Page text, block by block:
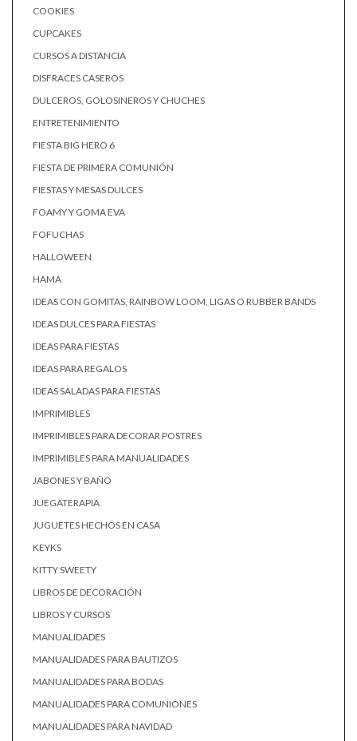
COOKIES
CUPCAKES
CURSOS A DISTANCIA
DISFRACES CASEROS
DULCEROS, GOLOSINEROS Y CHUCHES
ENTRETENIMIENTO
FIESTA BIG HERO 6
FIESTA DE PRIMERA COMUNIÓN
FIESTAS Y MESAS DULCES
FOAMY Y GOMA EVA
FOFUCHAS
HALLOWEEN
HAMA
IDEAS CON GOMITAS, RAINBOW LOOM, LIGAS O RUBBER BANDS
IDEAS DULCES PARA FIESTAS
IDEAS PARA FIESTAS
IDEAS PARA REGALOS
IDEAS SALADAS PARA FIESTAS
IMPRIMIBLES
IMPRIMIBLES PARA DECORAR POSTRES
IMPRIMIBLES PARA MANUALIDADES
JABONES Y BAÑO
JUEGATERAPIA
JUGUETES HECHOS EN CASA
KEYKS
KITTY SWEETY
LIBROS DE DECORACIÓN
LIBROS Y CURSOS
MANUALIDADES
MANUALIDADES PARA BAUTIZOS
MANUALIDADES PARA BODAS
MANUALIDADES PARA COMUNIONES
MANUALIDADES PARA NAVIDAD